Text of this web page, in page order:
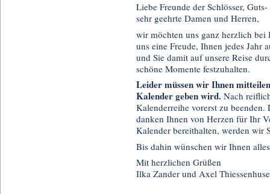
Liebe Freunde der Schlösser,
sehr geehrte Damen und Herren,
wir möchten uns ganz herzlich
uns eine Freude, Ihnen jedes Jahr
und Sie damit auf unsere Reise
schöne Momente festzuhalten.
Leider müssen wir Ihnen
Kalender geben wird. Nach
Kalenderreihe vorerst zu
danken Ihnen von Herzen für Ihr
Kalender bereithalten, werden wir
Bis dahin wünschen wir Ihnen
Mit herzlichen Grüßen
Ilka Zander und Axel